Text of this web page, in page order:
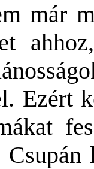
már
Ezért